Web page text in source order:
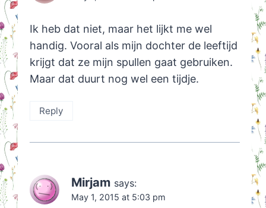
Ik heb dat niet, maar het lijkt me wel
handig. Vooral als mijn dochter de leeftijd
krijgt dat ze mijn spullen gaat gebruiken.
Maar dat duurt nog wel een tijdje.
Reply
Mirjam says:
May 1, 2015 at 5:03 pm